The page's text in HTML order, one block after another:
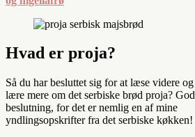
Hvad er proja?
Så du har besluttet sig for at læse videre og
lære mere om det serbiske brød proja? God
beslutning, for det er nemlig en af mine
yndlingsopskrifter fra det serbiske køkken!